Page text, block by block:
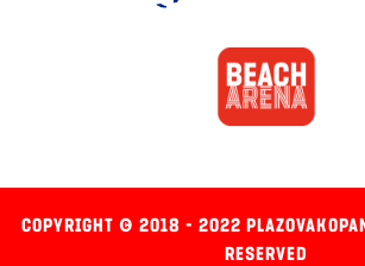
COPYRIGHT © 2018 - 2022
RESERVED